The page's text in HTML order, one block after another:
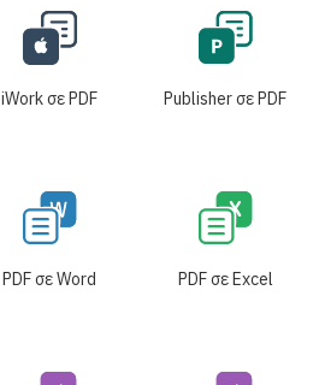
iWork σε PDF Publisher σε PDF
PDF σε Word PDF σε Excel